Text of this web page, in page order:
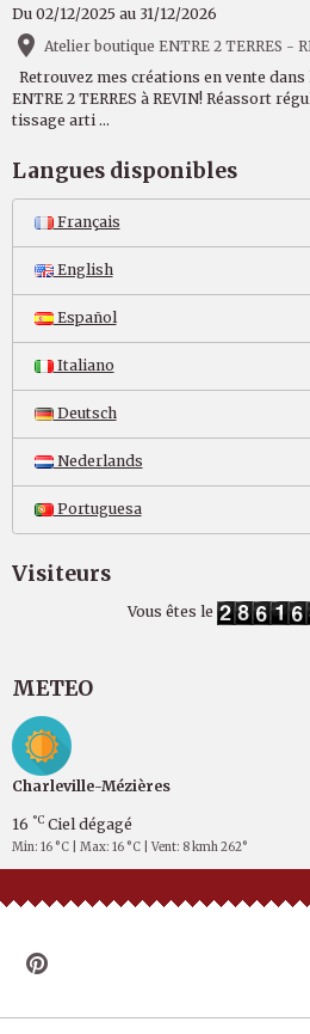
Du 02/12/2025 au 31/12/2026
Atelier boutique ENTRE 2 TERRES -
Retrouvez mes créations en vente
ENTRE 2 TERRES à REVIN! Réassort
tissage arti ...
Langues disponibles
Français
English
Español
Italiano
Deutsch
Nederlands
Portuguesa
Visiteurs
Vous êtes le
METEO
Charleville-Mézières
16 °C Ciel dégagé
Min: 16 °C | Max: 16 °C | Vent: 8 kmh 262°